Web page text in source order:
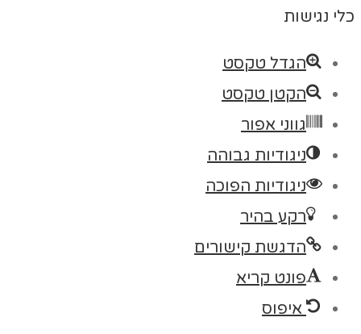
כלי נגישות
הגדל טקסט
הקטן טקסט
גווני אפור
ניגודיות גבוהה
ניגודיות הפוכה
רקע בהיר
הדגשת קישורים
פונט קריא
איפוס